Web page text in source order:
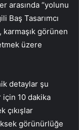
arasında “yolunu
Baş Tasarımcı
karmaşık görünen
üzere
detaylar şu
için 10 dakika
çıkışlar
görünürlüğe